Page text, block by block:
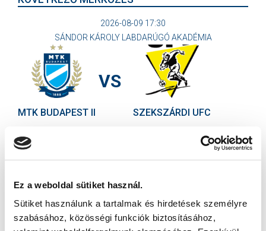
Ez a weboldal sütiket használ.
Sütiket használunk a tartalmak és hirdetések személyre
szabásához, közösségi funkciók biztosításához,
2026-08-09 17:30
SÁNDOR KÁROLY LABDARÚGÓ AKADÉMIA
MTK BUDAPEST II
VS
SZEKSZÁRDI UFC
MTK BUDAPEST HÍRLEVÉL
Ne maradjon le egy eseményről sem! Iratkozzon fel ingyenes